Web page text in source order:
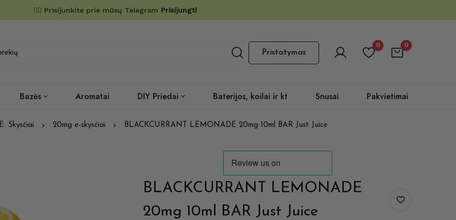
✌🏼 Prisijunkite prie mūsų Telegram Prisijungti
Pristatymas
0 0
Bazės Aromatai DIY Priedai Baterijos, koilai ir kt Snusai Pakvietimai
E. Skysčiai 20mg e-skysčiai BLACKCURRANT LEMONADE 20mg 10ml BAR Just Juice
BLACKCURRANT LEMONADE
20mg 10ml BAR Just Juice